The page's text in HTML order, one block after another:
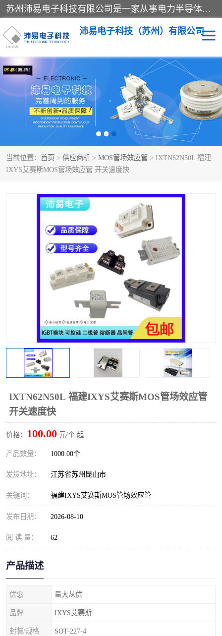
苏州沛易电子科技有限公司是一家从事电力半导体器件和电子元器件的专业代理及分销商，产品包括：IGBT模块、IPM模块、PIM模块、二极管、三极管、可控硅、整流桥、IGBT单管、IGBT电路驱动板、GTR达林顿模块、快恢复二极管、肖特基二极管、熔断器、IC集成电路、快速熔断器等。
沛易电子科技（苏州）有限公司
当前位置： 首页 > 供应商机 > MOS管场效应管 > IXTN62N50L 福建
IXYS艾赛斯MOS管场效应管 开关速度快
IXTN62N50L 福建IXYS艾赛斯MOS管场效应管
开关速度快
价格： 100.00 元/个 起
产品数量： 1000.00个
发货地址： 江苏省苏州昆山市
关键词： 福建IXYS艾赛斯MOS管场效应管
发布日期： 2026-08-10
阅 读 量： 62
产品描述
优惠 量大从优
品牌 IXYS艾赛斯
封装/规格 SOT-227-4
西门康 英飞凌
快恢复二极管 英飞凌IGBT模块
英飞凌可控硅模块 IXYS艾赛斯可控硅
SEMIKRON西门康IGBT SEMIKRON西门康可控硅
MOS管场效应管 晶闸管